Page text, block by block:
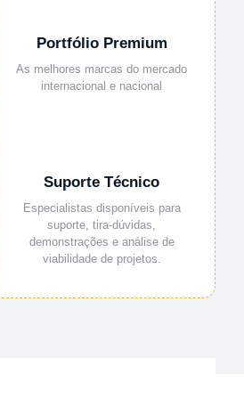
Portfólio Premium
As melhores marcas do mercado
internacional e nacional
Suporte Técnico
Especialistas disponíveis para
suporte, tira-dúvidas,
demonstrações e análise de
viabilidade de projetos.